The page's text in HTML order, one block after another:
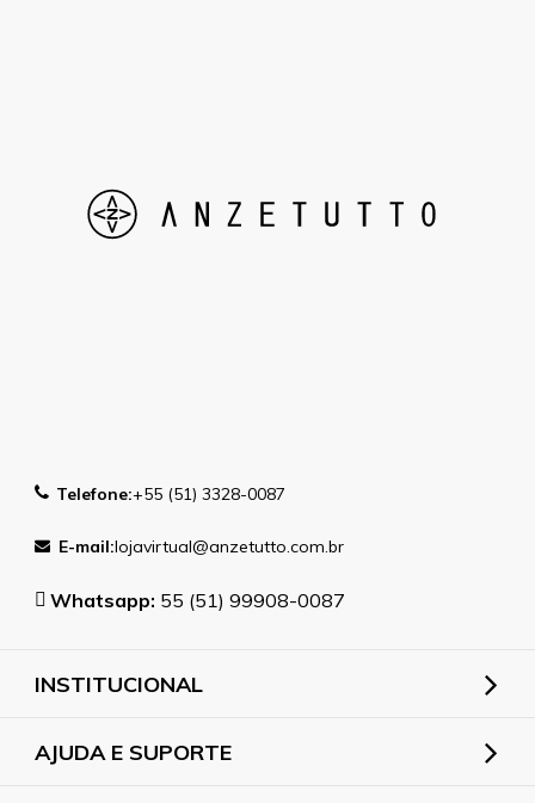
Telefone:+55 (51) 3328-0087
E-mail:lojavirtual@anzetutto.com.br
Whatsapp: 55 (51) 99908-0087
INSTITUCIONAL
AJUDA E SUPORTE